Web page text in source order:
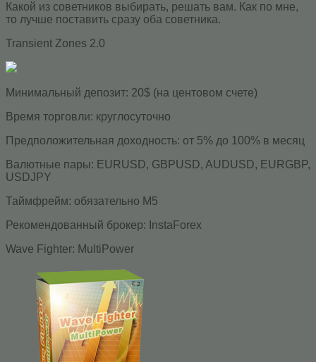
Какой из советников выбирать, решать вам. Как по мне,
то лучше поставить сразу оба советника.
Transient Zones 2.0
Минимальный депозит: 20$ (на центовом счете)
Время торговли: круглосуточно
Предположительная доходность: от 5% до 100% в месяц
Валютные пары: EURUSD, GBPUSD, AUDUSD, EURGBP,
USDJPY
Таймфрейм: обязательно М5
Рекомендованный брокер: InstaForex
Wave Fighter: MultiPower